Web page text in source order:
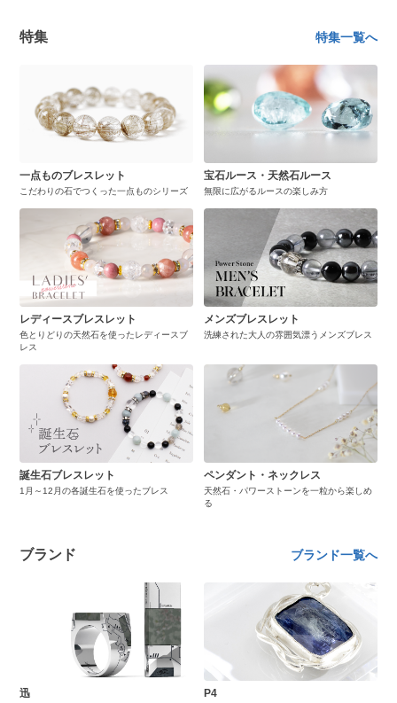
特集 特集一覧へ
一点ものブレスレット
こだわりの石でつくった一点ものシリーズ
宝石ルース・天然石ルース
無限に広がるルースの楽しみ方
レディースブレスレット
色とりどりの天然石を使ったレディースブ
レス
メンズブレスレット
洗練された大人の雰囲気漂うメンズブレス
誕生石ブレスレット
1月～12月の各誕生石を使ったブレス
ペンダント・ネックレス
天然石・パワーストーンを一粒から楽しめ
る
ブランド ブランド一覧へ
迅 P4